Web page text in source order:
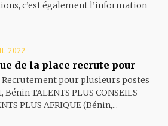
c’est également l’information
2022
de la place recrute pour
Recrutement pour plusieurs postes
TALENTS PLUS CONSEILS
PLUS AFRIQUE (Bénin,...